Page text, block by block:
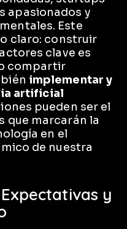
apasionados y
Este
claro: construir
clave es
compartir
implementar y
artificial
pueden ser el
que marcarán la
en el
de nuestra
y